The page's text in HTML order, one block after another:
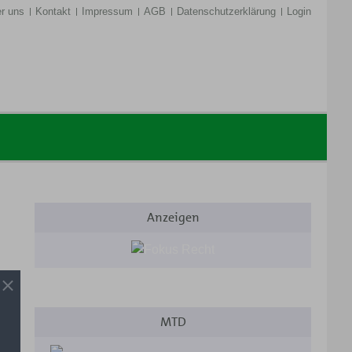
uns Kontakt Impressum AGB Datenschutzerklärung Login
Anzeigen
MTD